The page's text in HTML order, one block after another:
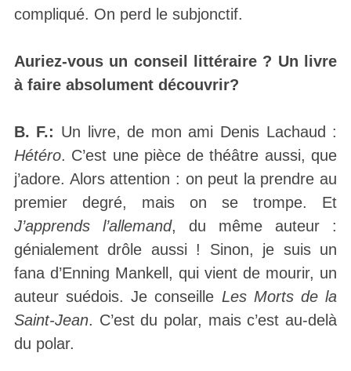
compliqué. On perd le subjonctif.
Auriez-vous un conseil littéraire ? Un livre
à faire absolument découvrir?
B. F.: Un livre, de mon ami Denis Lachaud :
Hétéro. C’est une pièce de théâtre aussi, que
j’adore. Alors attention : on peut la prendre au
premier degré, mais on se trompe. Et
J’apprends l’allemand, du même auteur :
génialement drôle aussi ! Sinon, je suis un
fana d’Enning Mankell, qui vient de mourir, un
auteur suédois. Je conseille Les Morts de la
Saint-Jean. C’est du polar, mais c’est au-delà
du polar.